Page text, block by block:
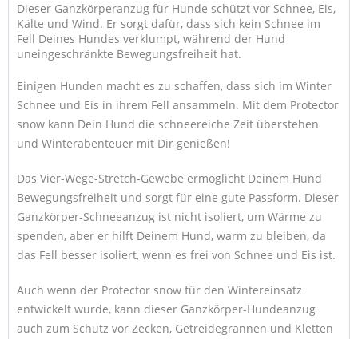
Dieser Ganzkörperanzug für Hunde schützt vor Schnee, Eis,
Kälte und Wind. Er sorgt dafür, dass sich kein Schnee im
Fell Deines Hundes verklumpt, während der Hund
uneingeschränkte Bewegungsfreiheit hat.
Einigen Hunden macht es zu schaffen, dass sich im Winter
Schnee und Eis in ihrem Fell ansammeln. Mit dem Protector
snow kann Dein Hund die schneereiche Zeit überstehen
und Winterabenteuer mit Dir genießen!
Das Vier-Wege-Stretch-Gewebe ermöglicht Deinem Hund
Bewegungsfreiheit und sorgt für eine gute Passform. Dieser
Ganzkörper-Schneeanzug ist nicht isoliert, um Wärme zu
spenden, aber er hilft Deinem Hund, warm zu bleiben, da
das Fell besser isoliert, wenn es frei von Schnee und Eis ist.
Auch wenn der Protector snow für den Wintereinsatz
entwickelt wurde, kann dieser Ganzkörper-Hundeanzug
auch zum Schutz vor Zecken, Getreidegrannen und Kletten